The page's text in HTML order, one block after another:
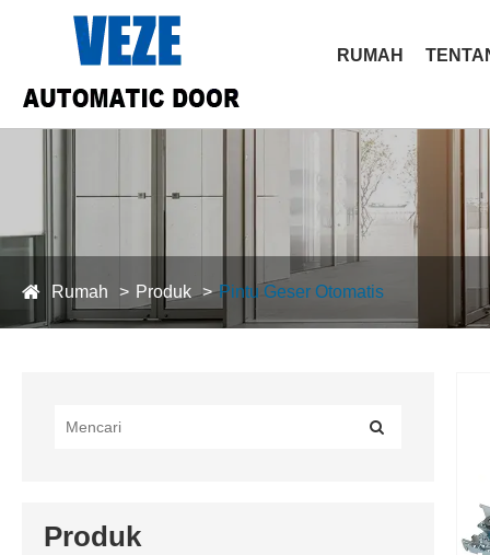
RUMAH
Rumah Produk Pintu Geser Otomatis
Produk